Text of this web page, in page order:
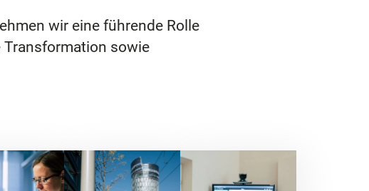
wir eine führende Rolle
Transformation sowie